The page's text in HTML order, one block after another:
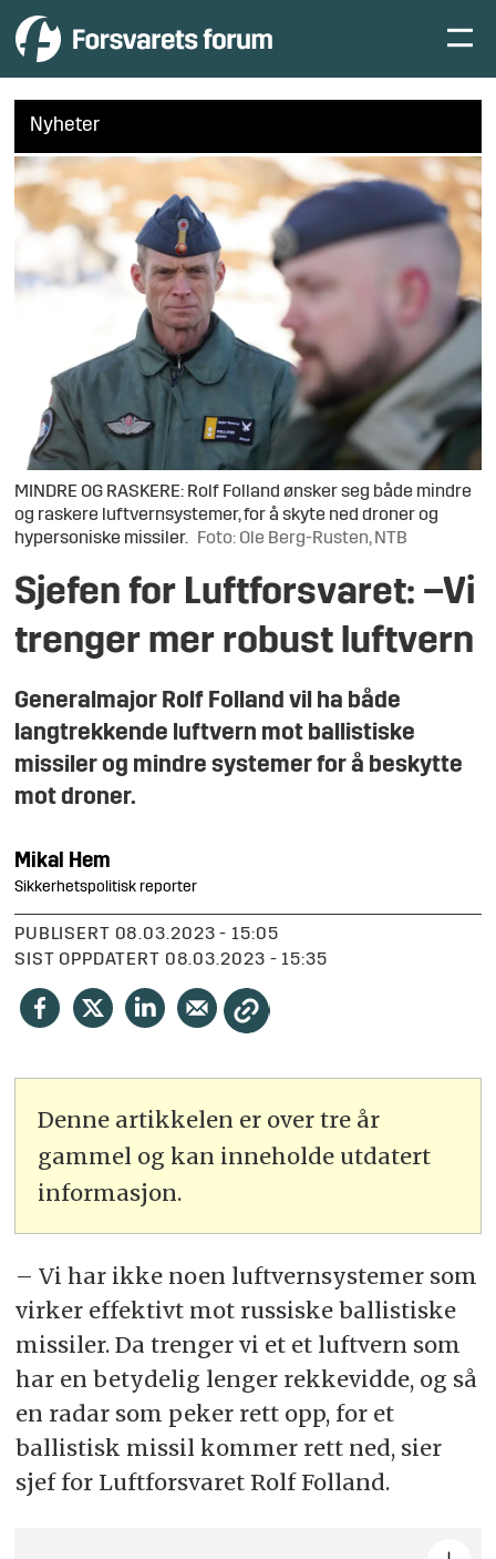
Nyheter
MINDRE OG RASKERE: Rolf Folland ønsker seg både mindre
og raskere luftvernsystemer, for å skyte ned droner og
hypersoniske missiler.
Foto: Ole Berg-Rusten, NTB
Sjefen for Luftforsvaret: –Vi
trenger mer robust luftvern
Generalmajor Rolf Folland vil ha både
langtrekkende luftvern mot ballistiske
missiler og mindre systemer for å beskytte
mot droner.
Mikal Hem
Sikkerhetspolitisk reporter
PUBLISERT
08.03.2023 - 15:05
SIST OPPDATERT
08.03.2023 - 15:35
Denne artikkelen er over tre år
gammel og kan inneholde utdatert
informasjon.
– Vi har ikke noen luftvernsystemer som
virker effektivt mot russiske ballistiske
missiler. Da trenger vi et et luftvern som
har en betydelig lenger rekkevidde, og så
en radar som peker rett opp, for et
ballistisk missil kommer rett ned, sier
sjef for Luftforsvaret Rolf Folland.